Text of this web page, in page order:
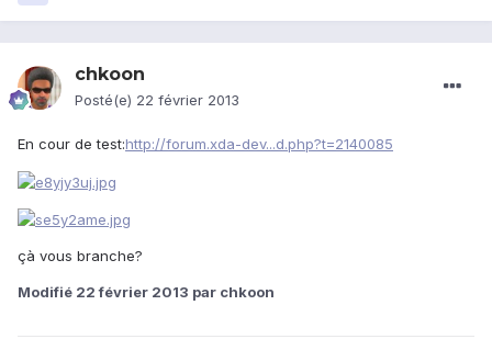
chkoon
Posté(e) 22 février 2013
En cour de test:http://forum.xda-dev...d.php?t=2140085
çà vous branche?
Modifié 22 février 2013 par chkoon